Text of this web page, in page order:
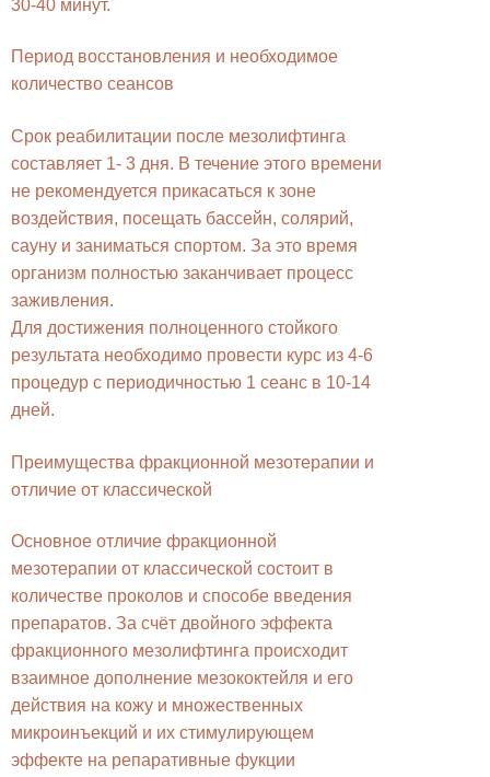
30-40 минут.
Период восстановления и необходимое
количество сеансов
Срок реабилитации после мезолифтинга
составляет 1- 3 дня. В течение этого времени
не рекомендуется прикасаться к зоне
воздействия, посещать бассейн, солярий,
сауну и заниматься спортом. За это время
организм полностью заканчивает процесс
заживления.
Для достижения полноценного стойкого
результата необходимо провести курс из 4-6
процедур с периодичностью 1 сеанс в 10-14
дней.
Преимущества фракционной мезотерапии и
отличие от классической
Основное отличие фракционной
мезотерапии от классической состоит в
количестве проколов и способе введения
препаратов. За счёт двойного эффекта
фракционного мезолифтинга происходит
взаимное дополнение мезококтейля и его
действия на кожу и множественных
микроинъекций и их стимулирующем
эффекте на репаративные фукции